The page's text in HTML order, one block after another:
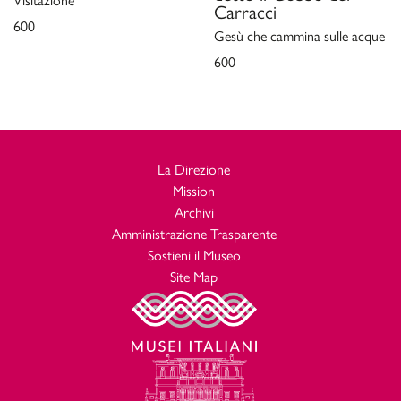
600
Carracci
Gesù che cammina sulle acque
600
La Direzione
Mission
Archivi
Amministrazione Trasparente
Sostieni il Museo
Site Map